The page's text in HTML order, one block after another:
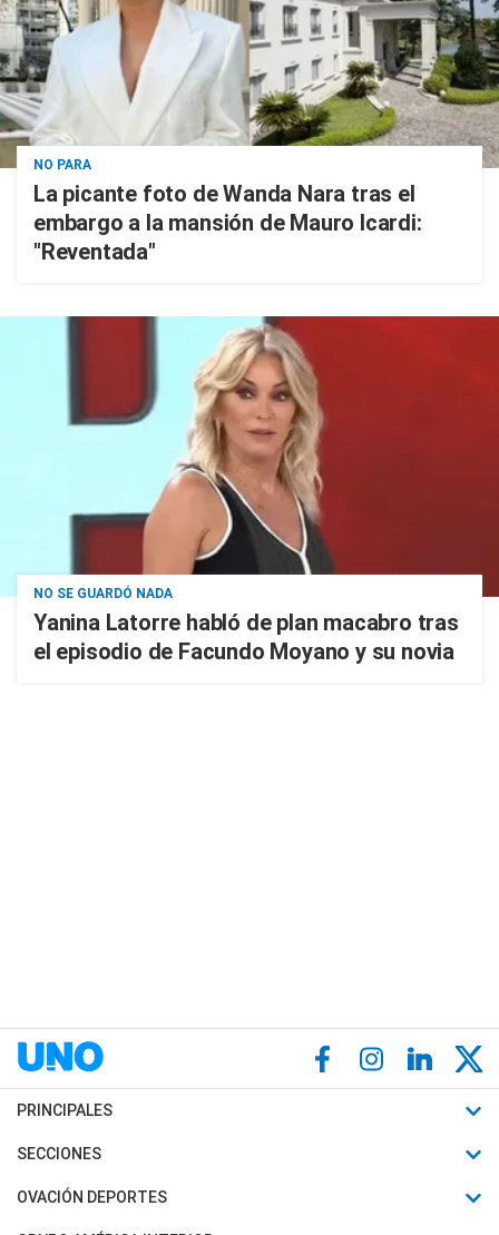
NO PARA
La picante foto de Wanda Nara tras el
embargo a la mansión de Mauro Icardi:
"Reventada"
NO SE GUARDÓ NADA
Yanina Latorre habló de plan macabro tras
el episodio de Facundo Moyano y su novia
PRINCIPALES
Últimas Noticias
Política
SECCIONES
Horóscopo
OVACIÓN DEPORTES